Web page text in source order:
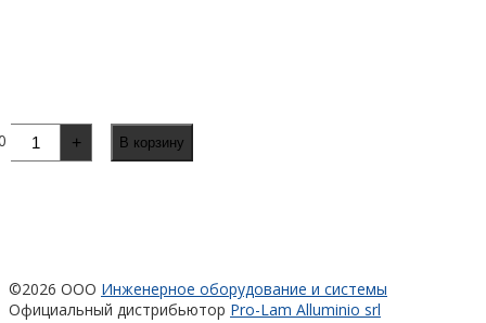
+ В корзину
©2026 ООО Инженерное оборудование и системы
Официальный дистрибьютор Pro-Lam Alluminio srl